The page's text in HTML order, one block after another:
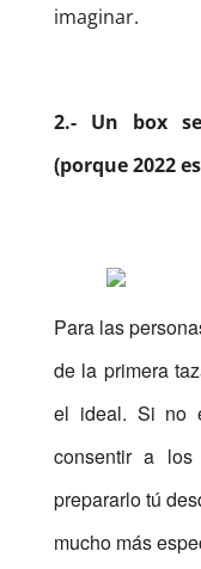
imaginar.
2.- Un box
(porque 2022
Para las
de la primera
el ideal. Si no
consentir a
prepararlo tú
mucho más